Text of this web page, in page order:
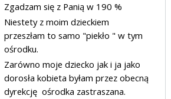
Zgadzam się z Panią w 190 %
Niestety z moim dzieckiem
przeszłam to samo "piekło " w tym
ośrodku.
Zarówno moje dziecko jak i ja jako
dorosła kobieta byłam przez obecną
dyrekcję ośrodka zastraszana.